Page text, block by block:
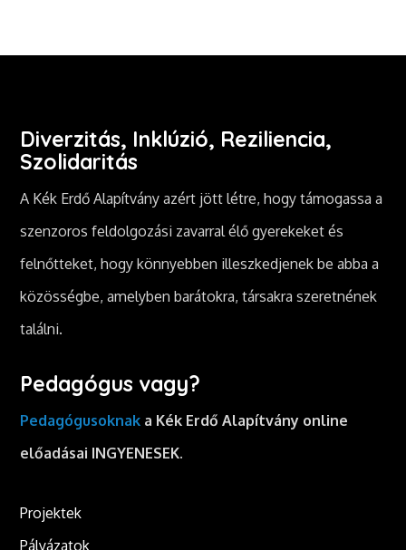
Diverzitás, Inklúzió, Reziliencia,
Szolidaritás
A Kék Erdő Alapítvány azért jött létre, hogy támogassa a
szenzoros feldolgozási zavarral élő gyerekeket és
felnőtteket, hogy könnyebben illeszkedjenek be abba a
közösségbe, amelyben barátokra, társakra szeretnének
találni.
Pedagógus vagy?
Pedagógusoknak a Kék Erdő Alapítvány online
előadásai INGYENESEK.
Projektek
Pályázatok